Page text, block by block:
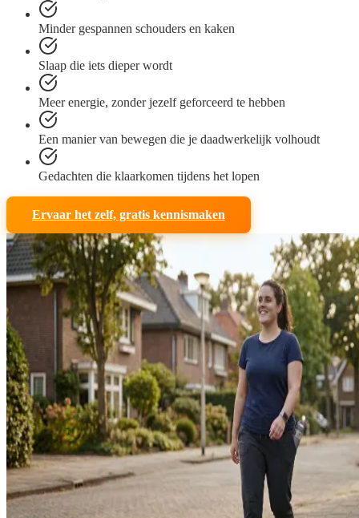
Minder gespannen schouders en kaken
Slaap die iets dieper wordt
Meer energie, zonder jezelf geforceerd te hebben
Een manier van bewegen die je daadwerkelijk volhoudt
Gedachten die klaarkomen tijdens het lopen
Ervaar het zelf, gratis kennismaken